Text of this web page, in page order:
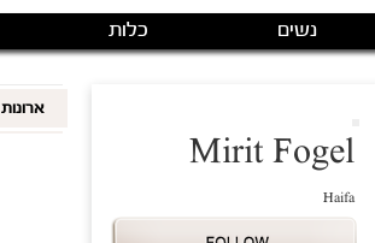
נשים כלות
Mirit Fogel
Haifa
ארונות